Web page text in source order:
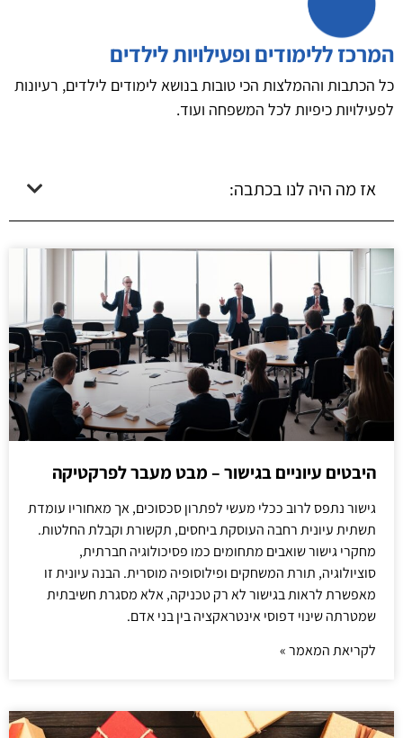
המרכז ללימודים ופעילויות לילדים
כל הכתבות וההמלצות הכי טובות בנושא לימודים לילדים, רעיונות
לפעילויות כיפיות לכל המשפחה ועוד.
אז מה היה לנו בכתבה:
היבטים עיוניים בגישור – מבט מעבר לפרקטיקה
גישור נתפס לרוב ככלי מעשי לפתרון סכסוכים, אך מאחוריו עומדת
תשתית עיונית רחבה העוסקת ביחסים, תקשורת וקבלת החלטות.
מחקרי גישור שואבים מתחומים כמו פסיכולוגיה חברתית,
סוציולוגיה, תורת המשחקים ופילוסופיה מוסרית. הבנה עיונית זו
מאפשרת לראות בגישור לא רק טכניקה, אלא מסגרת חשיבתית
שמטרתה שינוי דפוסי אינטראקציה בין בני אדם.
לקריאת המאמר »